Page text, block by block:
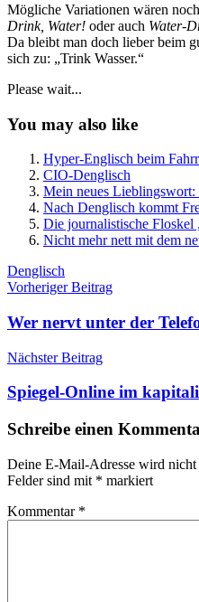
Mögliche Variationen wären
Drink, Water! oder auch Water-
Da bleibt man doch lieber beim
sich zu: „Trink Wasser.“
Please wait...
You may also like
Hyper-Englisch beim
CIO-Denglisch
Mein neues Lieblingswort:
Nach Denglisch kommt
Die journalistische Floskel
Nicht mehr nett mit dem
Schlagwörter
Denglisch
Beitragsnavigation
Vorheriger Beitrag
Wer nervt unter der
Nächster Beitrag
Spiegel-Online im
Schreibe einen
Deine E-Mail-Adresse wird
Felder sind mit * markiert
Kommentar *